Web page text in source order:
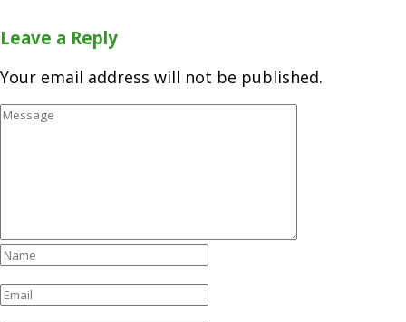
Leave a Reply
Your email address will not be published.